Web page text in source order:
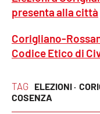
LaC TV
LaC Network
TAG ELEZIONI ·
COSENZA
presenta alla città
Corigliano-
Codice Etico di